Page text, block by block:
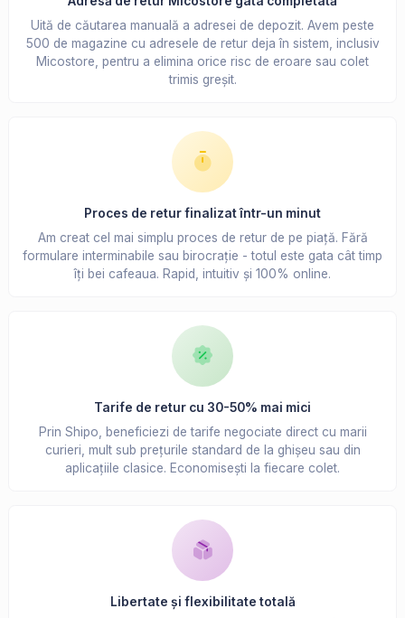
Uită de căutarea manuală a adresei de depozit. Avem peste
500 de magazine cu adresele de retur deja în sistem, inclusiv
Micostore, pentru a elimina orice risc de eroare sau colet
trimis greșit.
Proces de retur finalizat într-un minut
Am creat cel mai simplu proces de retur de pe piață. Fără
formulare interminabile sau birocrație - totul este gata cât timp
îți bei cafeaua. Rapid, intuitiv și 100% online.
Tarife de retur cu 30-50% mai mici
Prin Shipo, beneficiezi de tarife negociate direct cu marii
curieri, mult sub prețurile standard de la ghișeu sau din
aplicațiile clasice. Economisești la fiecare colet.
Libertate și flexibilitate totală